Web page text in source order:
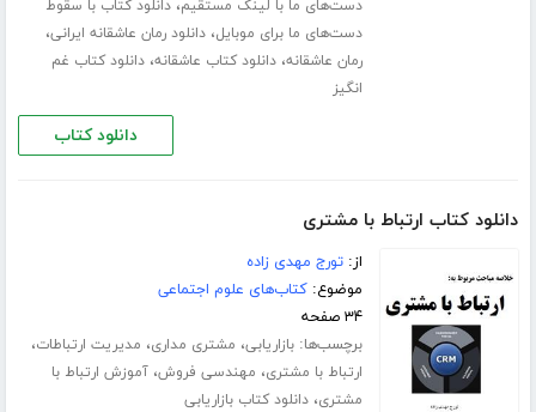
دست‌های ما با لینک مستقیم،دانلود کتاب با سقوط
دست‌های ما برای موبایل،دانلود رمان عاشقانه ایرانی،
رمان عاشقانه،دانلود کتاب عاشقانه،دانلود کتاب غم
انگیز
دانلود کتاب
دانلود کتاب ارتباط با مشتری‎
از:تورج مهدی زاده
موضوع:کتاب‌های علوم اجتماعی
۳۴ صفحه
برچسب‌ها:بازاریابی، مشتری مداری، مدیریت ارتباطات،
ارتباط با مشتری، مهندسی فروش،آموزش ارتباط با
مشتری،دانلود کتاب بازاریابی